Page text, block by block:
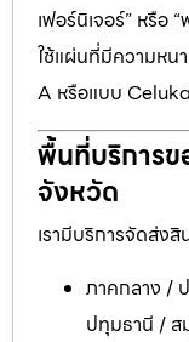
เฟอร์นิเจอร์” หรือ
ใช้แผ่นที่มีความหน
A หรือแบบ
พื้นที่บริการข
จังหวัด
เรามีบริการจัดส่ง
ภาคกลาง /
ปทุมธานี / ส